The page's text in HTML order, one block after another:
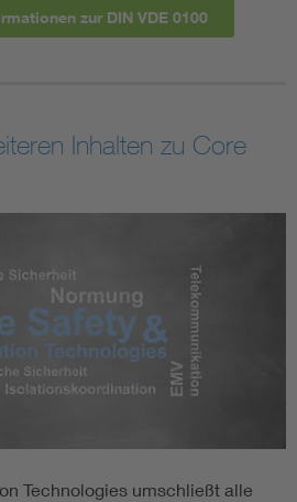
zur DIN VDE 0100
Inhalten zu Core
Technologies umschließt alle